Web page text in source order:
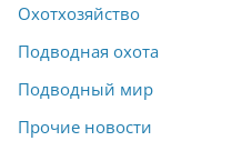
Охотхозяйство
Подводная охота
Подводный мир
Прочие новости